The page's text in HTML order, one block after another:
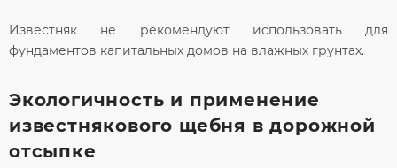
Известняк не рекомендуют использовать для
фундаментов капитальных домов на влажных грунтах.
Экологичность и применение
известнякового щебня в дорожной
отсыпке